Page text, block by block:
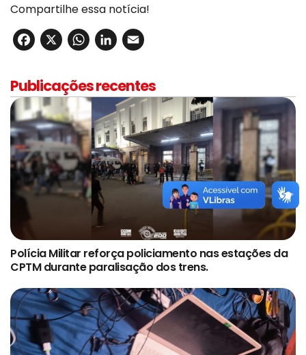
Compartilhe essa notícia!
Facebook
X WhatsApp
LinkedIn
Publicações recentes
Polícia Militar reforça policiamento nas estações da
CPTM durante paralisação dos trens.